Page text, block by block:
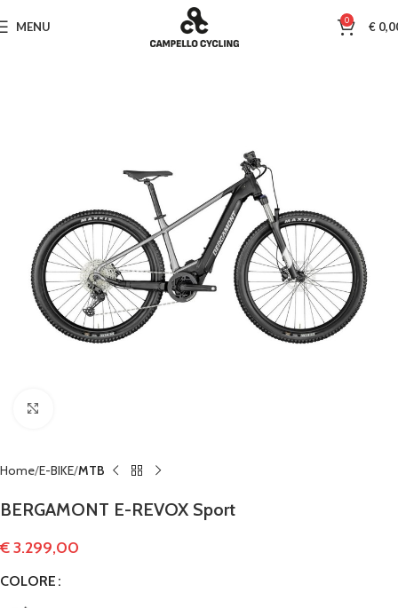
MENU 0 €
Home E-BIKE MTB
BERGAMONT E-REVOX Sport
€3.299,00
COLORE